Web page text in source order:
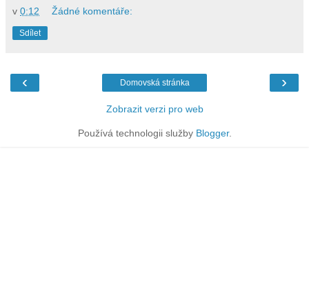
v 0:12 Žádné komentáře:
Sdílet
‹ ›
Domovská stránka
Zobrazit verzi pro web
Používá technologii služby Blogger.